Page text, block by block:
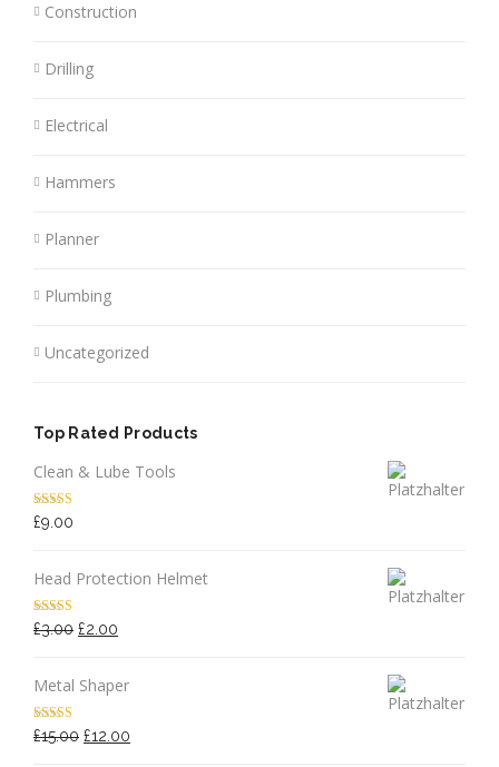
Construction
Drilling
Electrical
Hammers
Planner
Plumbing
Uncategorized
Top Rated Products
Clean & Lube Tools
Bewertet mit
5.00von 5
£9.00
Head Protection Helmet
Bewertet
mit 4.50
£3.00 Ursprünglicher
£3.00
£2.00
£2.00.
Metal Shaper
Bewertet
mit4.00
£15.00 Ursprünglicher
£12.00